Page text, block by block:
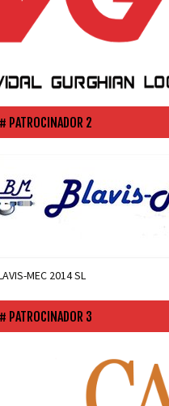
PATROCINADOR 2
MEC 2014 SL
PATROCINADOR 3